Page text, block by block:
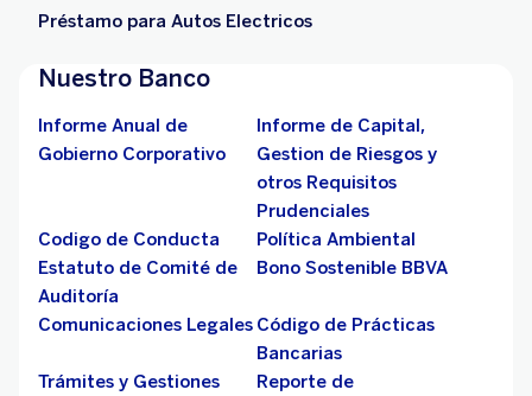
Préstamo para Autos Electricos
Nuestro Banco
Informe Anual de
Gobierno Corporativo
Informe de Capital,
Gestion de Riesgos y
otros Requisitos
Prudenciales
Codigo de Conducta
Política Ambiental
Estatuto de Comité de
Auditoría
Bono Sostenible BBVA
Comunicaciones Legales Código de Prácticas
Bancarias
Trámites y Gestiones
Reporte de